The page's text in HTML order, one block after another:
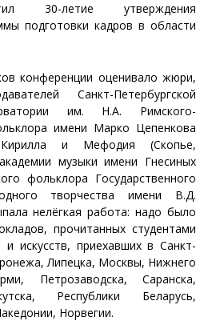
30-летие утверждения
подготовки кадров в области
конференции оценивало жюри,
Санкт-Петербургской
им. Н.А. Римского-
имени Марко Цепенкова
и Мефодия (Скопье,
музыки имени Гнесиных
фольклора Государственного
творчества имени В.Д.
нелёгкая работа: надо было
прочитанных студентами
искусств, приехавших в Санкт-
Липецка, Москвы, Нижнего
Петрозаводска, Саранска,
Республики Беларусь,
Норвегии.